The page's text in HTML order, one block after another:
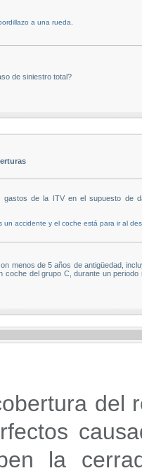
a una rueda.
de siniestro total?
gastos de la ITV en el supuesto de
accidente y el coche está para ir al
menos de 5 años de antigüedad,
coche del grupo C, durante un
del
la